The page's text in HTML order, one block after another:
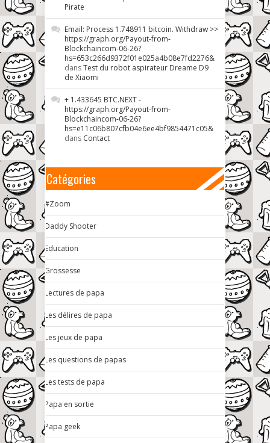
Pirate
Email: Process 1.748911 bitcoin. Withdraw >>
https://graph.org/Payout-from-
Blockchaincom-06-26?
hs=653c266d9372f01e025a4b08e7fd2276&
dansTest du robot aspirateur Dreame D9
de Xiaomi
+ 1.433645 BTC.NEXT -
https://graph.org/Payout-from-
Blockchaincom-06-26?
hs=e11c06b807cfb04e6ee4bf9854471c05&
dans Contact
Catégories
#Zoom
Daddy Shooter
Education
Grossesse
Lectures de papa
Les délires de papa
Les jeux de papa
Les questions de papas
Les tests de papa
Papa en sortie
Papa geek